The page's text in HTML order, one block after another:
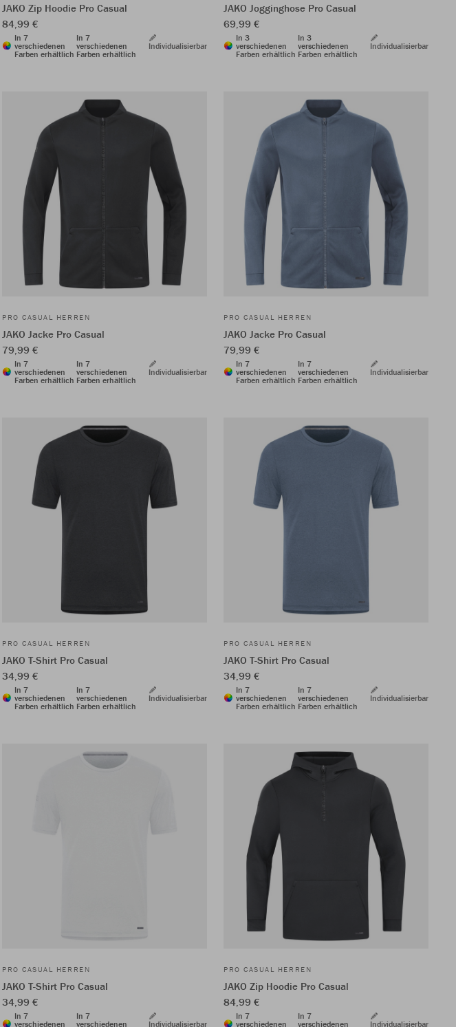
JAKO Zip Hoodie Pro Casual
84,99 €
In 7
verschiedenen
Farben erhältlich
In 7
verschiedenen
Farben erhältlich
Individualisierbar
JAKO Jogginghose Pro Casual
69,99 €
In 3
verschiedenen
Farben erhältlich
In 3
verschiedenen
Farben erhältlich
Individualisierbar
PRO CASUAL HERREN
JAKO Jacke Pro Casual
79,99 €
In 7
verschiedenen
Farben erhältlich
In 7
verschiedenen
Farben erhältlich
Individualisierbar
PRO CASUAL HERREN
JAKO Jacke Pro Casual
79,99 €
In 7
verschiedenen
Farben erhältlich
In 7
verschiedenen
Farben erhältlich
Individualisierbar
PRO CASUAL HERREN
JAKO T-Shirt Pro Casual
34,99 €
In 7
verschiedenen
Farben erhältlich
In 7
verschiedenen
Farben erhältlich
Individualisierbar
PRO CASUAL HERREN
JAKO T-Shirt Pro Casual
34,99 €
In 7
verschiedenen
Farben erhältlich
In 7
verschiedenen
Farben erhältlich
Individualisierbar
PRO CASUAL HERREN
JAKO T-Shirt Pro Casual
34,99 €
In 7
verschiedenen
In 7
verschiedenen
Individualisierbar
PRO CASUAL HERREN
JAKO Zip Hoodie Pro Casual
84,99 €
In 7
verschiedenen
In 7
verschiedenen
Individualisierbar